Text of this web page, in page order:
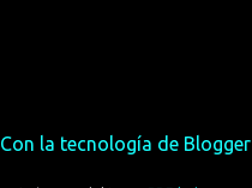
Con la tecnología de Blogger